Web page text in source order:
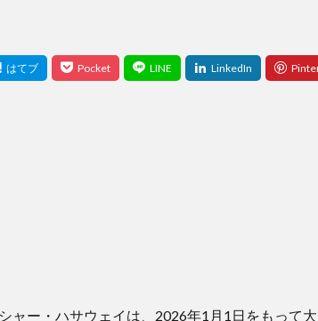
ャー・ハサウェイは、2026年1月1日をもって